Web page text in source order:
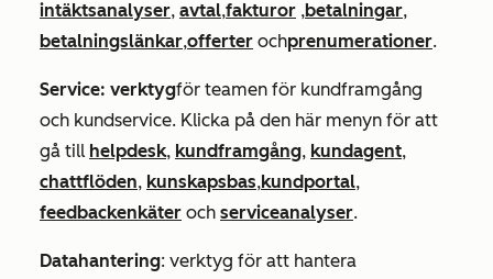
intäktsanalyser, avtal,fakturor ,betalningar,
betalningslänkar,offerter ochprenumerationer.
Service: verktygför teamen för kundframgång
och kundservice. Klicka på den här menyn för att
gå till helpdesk, kundframgång, kundagent,
chattflöden, kunskapsbas,kundportal,
feedbackenkäter och serviceanalyser.
Datahantering: verktyg för att hantera